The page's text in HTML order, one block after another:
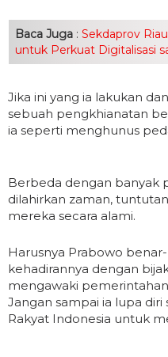
Baca Juga : Sekdaprov
untuk Perkuat Digitalisasi
Jika ini yang ia lakukan
sebuah pengkhianatan
ia seperti menghunus
Berbeda dengan banyak
dilahirkan zaman,
mereka secara alami.
Harusnya Prabowo
kehadirannya dengan
mengawaki
Jangan sampai ia lupa
Rakyat Indonesia untuk